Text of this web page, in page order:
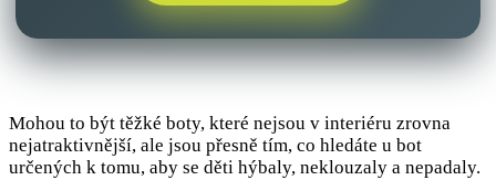
Mohou to být těžké boty, které nejsou v interiéru zrovna
nejatraktivnější, ale jsou přesně tím, co hledáte u bot
určených k tomu, aby se děti hýbaly, neklouzaly a nepadaly.